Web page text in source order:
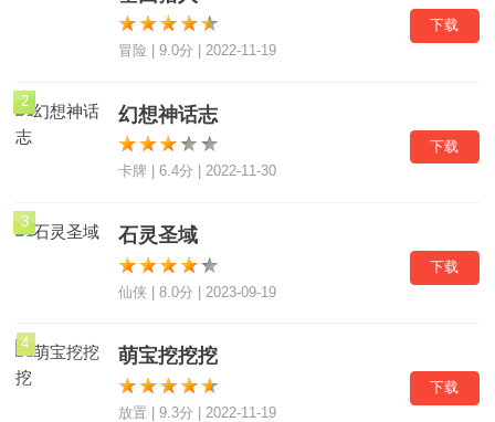
冒险 | 9.0分 | 2022-11-19
下载
2
幻想神话志
卡牌 | 6.4分 | 2022-11-30
下载
3
石灵圣域
仙侠 | 8.0分 | 2023-09-19
下载
4
萌宝挖挖挖
放置 | 9.3分 | 2022-11-19
下载